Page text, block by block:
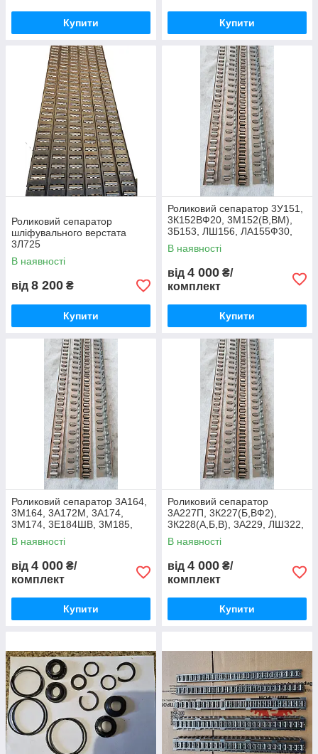
Купити Купити
Роликовий сепаратор
шліфувального верстата
3Л725
В наявності
від 8 200 ₴
Купити
Роликовий сепаратор 3У151,
3К152ВФ20, 3М152(В,ВМ),
3Б153, ЛШ156, ЛА155Ф30,
3К161, 3М162В,
В наявності
від 4 000 ₴/
комплект
Купити
Роликовий сепаратор 3А164,
3М164, 3А172М, 3А174,
3М174, 3Е184ШВ, 3М185,
3М193, 3М194
В наявності
від 4 000 ₴/
комплект
Купити
Роликовий сепаратор
3А227П, 3К227(Б,ВФ2),
3К228(А,Б,В), 3А229, ЛШ322,
ЛШ402, 395М, 3Е410В1,
3М428
В наявності
від 4 000 ₴/
комплект
Купити